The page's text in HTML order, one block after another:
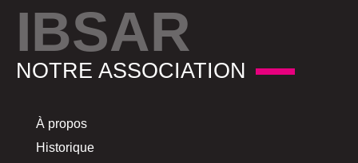
IBSAR
NOTRE ASSOCIATION
À propos
Historique